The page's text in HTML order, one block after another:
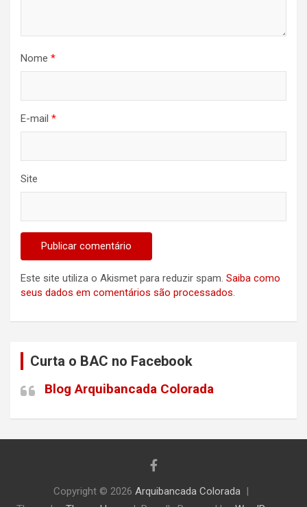
Nome *
E-mail *
Site
Este site utiliza o Akismet para reduzir spam. Saiba como
seus dados em comentários são processados.
Curta o BAC no Facebook
Blog Arquibancada Colorada
Copyright © 2026 Arquibancada Colorada